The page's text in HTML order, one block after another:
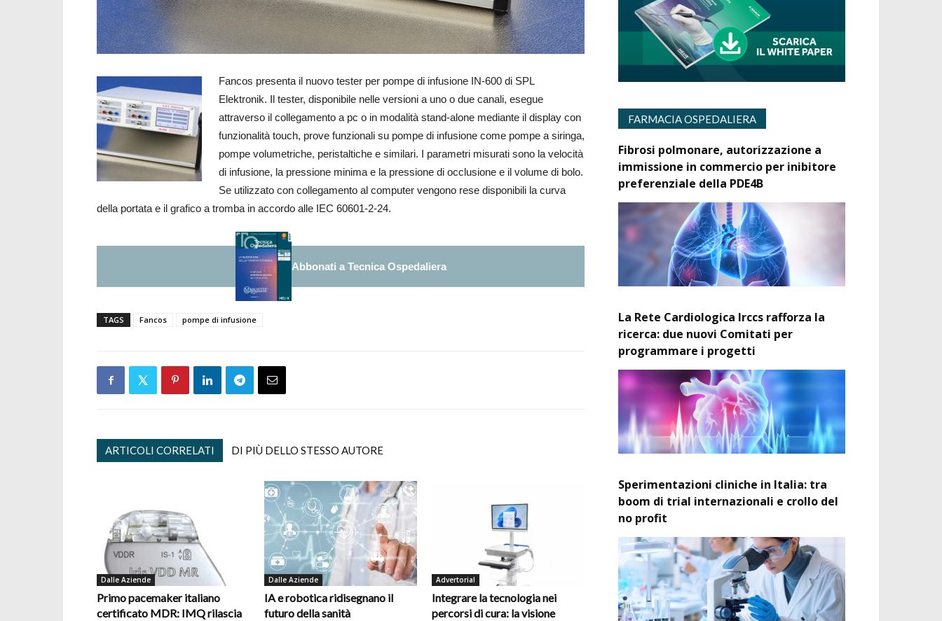
Fancos presenta il nuovo tester per pompe di infusione IN-600 di SPL
Elektronik. Il tester, disponibile nelle versioni a uno o due canali, esegue
attraverso il collegamento a pc o in modalità stand-alone mediante il display con
funzionalità touch, prove funzionali su pompe di infusione come pompe a siringa,
pompe volumetriche, peristaltiche e similari. I parametri misurati sono la velocità
di infusione, la pressione minima e la pressione di occlusione e il volume di bolo.
Se utilizzato con collegamento al computer vengono rese disponibili la curva
della portata e il grafico a tromba in accordo alle IEC 60601-2-24.
Abbonati a Tecnica Ospedaliera
TAGS Fancos pompe di infusione
ARTICOLI CORRELATI DI PIÙ DELLO STESSO AUTORE
Dalle Aziende
Primo pacemaker italiano
certificato MDR: IMQ rilascia
Dalle Aziende
IA e robotica ridisegnano il
futuro della sanità
Advertorial
Integrare la tecnologia nei
percorsi di cura: la visione
FARMACIA OSPEDALIERA
Fibrosi polmonare, autorizzazione a
immissione in commercio per inibitore
preferenziale della PDE4B
La Rete Cardiologica Irccs rafforza la
ricerca: due nuovi Comitati per
programmare i progetti
Sperimentazioni cliniche in Italia: tra
boom di trial internazionali e crollo del
no profit